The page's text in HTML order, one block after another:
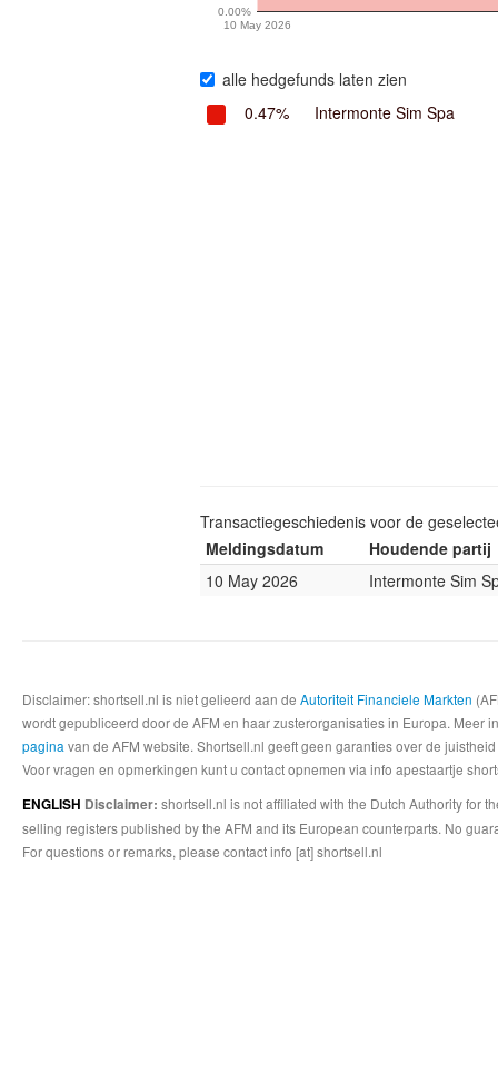
10 May 2026
0.00%
alle hedgefunds laten zien
0.47%
Intermonte Sim Spa
Transactiegeschiedenis voor de
Meldingsdatum
Houdende partij
10 May 2026
Intermonte Sim
Disclaimer: shortsell.nl is niet gelieerd aan de Autoriteit Financiele Markten
wordt gepubliceerd door de AFM en haar zusterorganisaties in Europa.
pagina van de AFM website. Shortsell.nl geeft geen garanties over de
Voor vragen en opmerkingen kunt u contact opnemen via info apestaartje
ENGLISH Disclaimer: shortsell.nl is not affiliated with the Dutch Authority for
selling registers published by the AFM and its European counterparts. No
For questions or remarks, please contact info [at] shortsell.nl